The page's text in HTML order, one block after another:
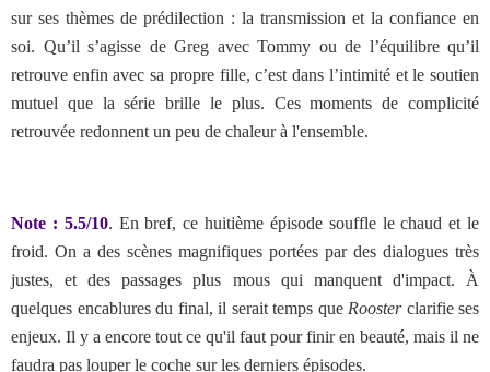
sur ses thèmes de prédilection : la transmission et la confiance en
soi. Qu’il s’agisse de Greg avec Tommy ou de l’équilibre qu’il
retrouve enfin avec sa propre fille, c’est dans l’intimité et le soutien
mutuel que la série brille le plus. Ces moments de complicité
retrouvée redonnent un peu de chaleur à l'ensemble.
Note : 5.5/10. En bref, ce huitième épisode souffle le chaud et le
froid. On a des scènes magnifiques portées par des dialogues très
justes, et des passages plus mous qui manquent d'impact. À
quelques encablures du final, il serait temps que Roosterclarifie ses
enjeux. Il y a encore tout ce qu'il faut pour finir en beauté, mais il ne
faudra pas louper le coche sur les derniers épisodes.